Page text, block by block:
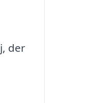
der